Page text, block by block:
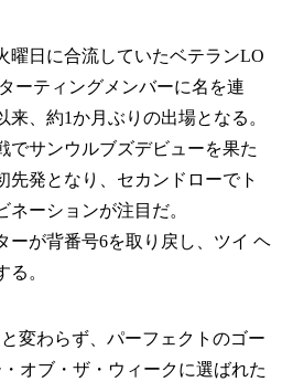
日に合流していたベテランLO
ーティングメンバーに名を連
来、約1か月ぶりの出場となる。
でサンウルブズデビューを果た
先発となり、セカンドローでト
ーションが注目だ。
が背番号6を取り戻し、ツイ ヘ
。
変わらず、パーフェクトのゴー
オブ・ザ・ウィークに選ばれた